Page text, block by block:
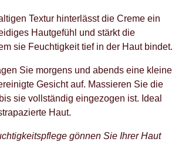
Textur hinterlässt die Creme ein
Hautgefühl und stärkt die
sie Feuchtigkeit tief in der Haut bindet.
Sie morgens und abends eine kleine
Gesicht auf. Massieren Sie die
sie vollständig eingezogen ist. Ideal
Haut.
gönnen Sie Ihrer Haut